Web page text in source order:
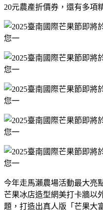
20元農產折價券，還有多項
今年走馬瀨農場活動最大亮
芒果冰店造型網美打卡牆以
題，打造出真人版「芒果大